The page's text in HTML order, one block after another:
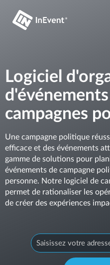
Logiciel
campagnes
Une campagne politique
efficace et des événements
gamme de solutions pour
événements de campagne
personne. Notre logiciel de
permet de rationaliser les
de créer des expériences